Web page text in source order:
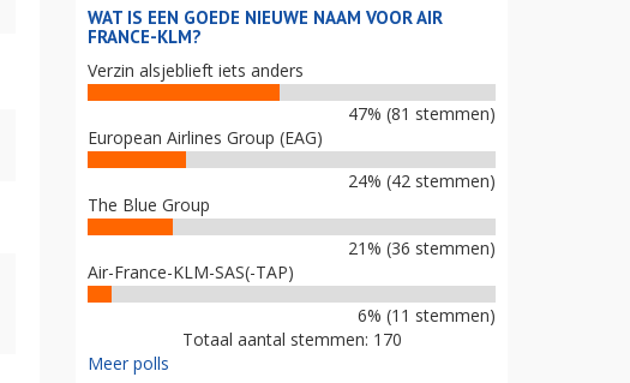
WAT IS EEN GOEDE NIEUWE NAAM VOOR AIR
FRANCE-KLM?
Verzin alsjeblieft iets anders
47% (81 stemmen)
European Airlines Group (EAG)
24% (42 stemmen)
The Blue Group
21% (36 stemmen)
Air-France-KLM-SAS(-TAP)
6% (11 stemmen)
Totaal aantal stemmen: 170
Meer polls